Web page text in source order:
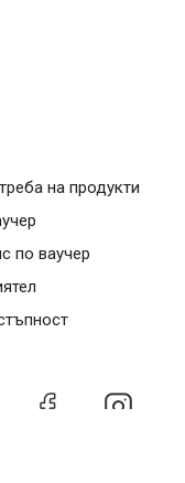
на продукти
по ваучер